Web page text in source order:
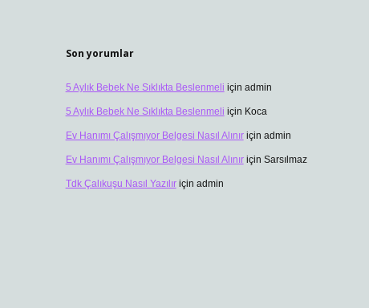
Son yorumlar
5 Aylık Bebek Ne Sıklıkta Beslenmeli için admin
5 Aylık Bebek Ne Sıklıkta Beslenmeli için Koca
Ev Hanımı Çalışmıyor Belgesi Nasıl Alınıriçin admin
Ev Hanımı Çalışmıyor Belgesi Nasıl Alınıriçin Sarsılmaz
Tdk Çalıkuşu Nasıl Yazılıriçin admin